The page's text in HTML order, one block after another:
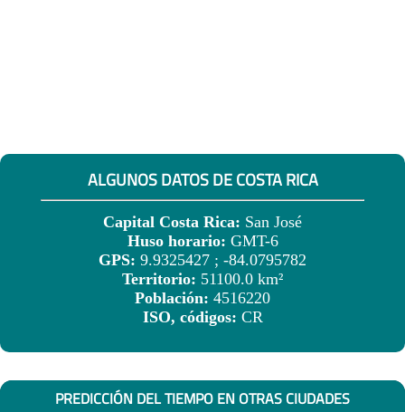
ALGUNOS DATOS DE COSTA RICA
Capital Costa Rica: San José
Huso horario: GMT-6
GPS: 9.9325427 ; -84.0795782
Territorio: 51100.0 km²
Población: 4516220
ISO, códigos: CR
PREDICCIÓN DEL TIEMPO EN OTRAS CIUDADES